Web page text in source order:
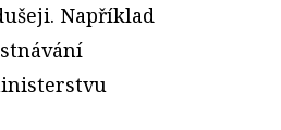
Například